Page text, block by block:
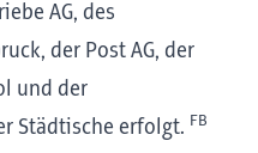
AG, des
der Post AG, der
und der
Städtische erfolgt. FB